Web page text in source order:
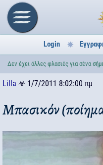
Login
Δεν έχει άλλες φλασιές για σένα
Lilla ☣ 1/7/2011 8:02:00 πμ
Μπασικόν